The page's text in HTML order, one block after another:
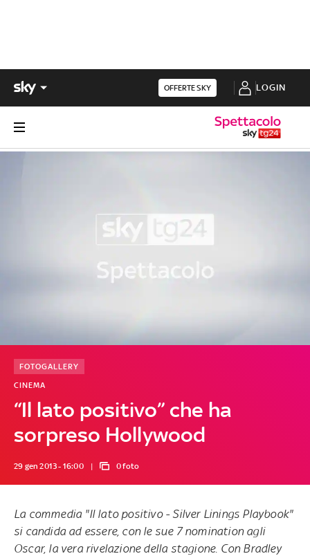
OFFERTE SKY LOGIN
“Il lato positivo” che ha
sorpreso Hollywood
CINEMA
FOTOGALLERY
29 gen 2013 - 16:00 0 foto
La commedia "Il lato positivo - Silver Linings Playbook"
si candida ad essere, con le sue 7 nomination agli
Oscar, la vera rivelazione della stagione. Con Bradley